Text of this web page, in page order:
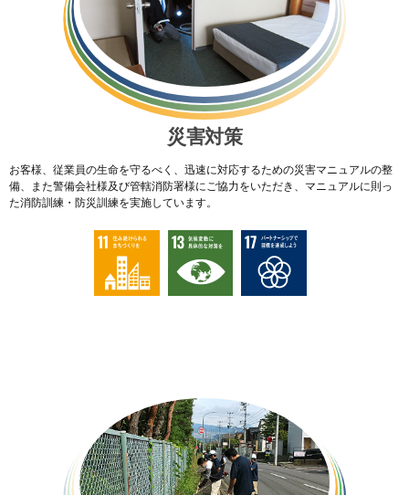
災害対策
お客様、従業員の生命を守るべく、迅速に対応するための災害マニュアルの整
備、また警備会社様及び管轄消防署様にご協力をいただき、マニュアルに則っ
た消防訓練・防災訓練を実施しています。